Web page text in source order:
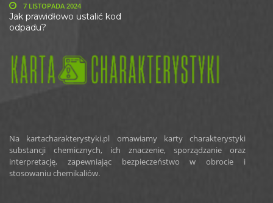
Jak prawidłowo ustalić kod
odpadu?
7 LISTOPADA 2024
Na kartacharakterystyki.pl omawiamy karty charakterystyki
substancji chemicznych, ich znaczenie, sporządzanie oraz
interpretację, zapewniając bezpieczeństwo w obrocie i
stosowaniu chemikaliów.